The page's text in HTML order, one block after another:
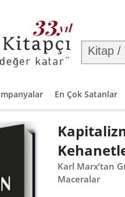
En Çok Satanlar
Karl Marx’tan
Maceralar